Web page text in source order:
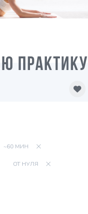
ПРАКТИКУ
~60 МИН
ОТ НУЛЯ